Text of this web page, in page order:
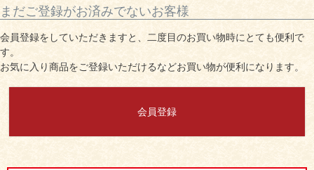
食べ方レシピ
レトルトカレー
シャルキュトリー
コーンスープ
目録ギフト
まだご登録がお済みでないお客様
会員登録をしていただきますと、二度目のお買い物時にとても便利で
す。
お気に入り商品をご登録いただけるなどお買い物が便利になります。
会員登録